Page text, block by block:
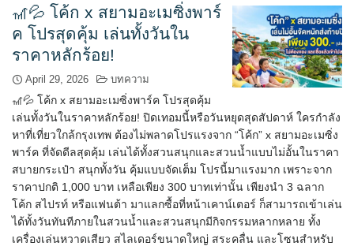
🎢💦 โค้ก x สยามอะเมซิ่งพาร์
ค โปรสุดคุ้ม เล่นทั้งวันใน
ราคาหลักร้อย!
April 29, 2026 บทความ
🎢💦 โค้ก x สยามอะเมซิ่งพาร์ค โปรสุดคุ้ม
เล่นทั้งวันในราคาหลักร้อย! ปิดเทอมนี้หรือวันหยุดสุดสัปดาห์ ใครกำลัง
หาที่เที่ยวใกล้กรุงเทพ ต้องไม่พลาดโปรแรงจาก “โค้ก” x สยามอะเมซิ่ง
พาร์ค ที่จัดดีลสุดคุ้ม เล่นได้ทั้งสวนสนุกและสวนน้ำแบบไม่อั้นในราคา
สบายกระเป๋า สนุกทั้งวัน คุ้มแบบจัดเต็ม โปรนี้มาแรงมาก เพราะจาก
ราคาปกติ 1,000 บาท เหลือเพียง 300 บาทเท่านั้น เพียงนำ 3 ฉลาก
โค้ก สไปรท์ หรือแฟนต้า มาแลกซื้อที่หน้าเคาน์เตอร์ ก็สามารถเข้าเล่น
ได้ทั้งวันทันทีภายในสวนน้ำและสวนสนุกมีกิจกรรมหลากหลาย ทั้ง
เครื่องเล่นหวาดเสียว สไลเดอร์ขนาดใหญ่ สระคลื่น และโซนสำหรับ